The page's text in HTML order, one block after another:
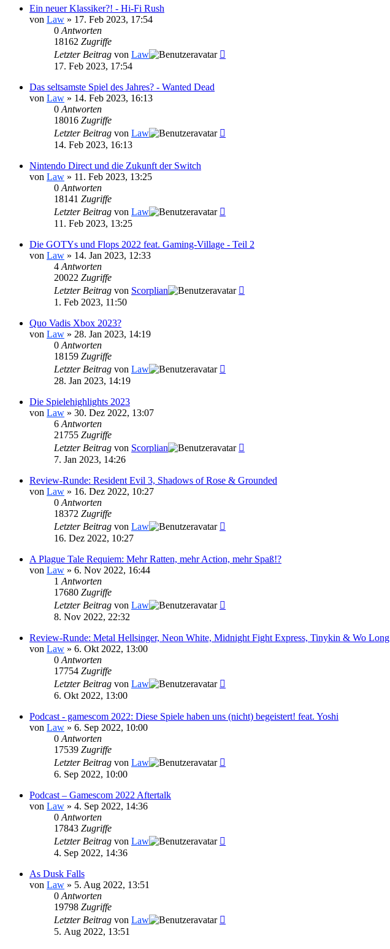
Ein neuer Klassiker?! - Hi-Fi Rush
von Law » 17. Feb 2023, 17:54
0 Antworten
18162 Zugriffe
Letzter Beitrag von Law
17. Feb 2023, 17:54
Das seltsamste Spiel des Jahres? - Wanted Dead
von Law » 14. Feb 2023, 16:13
0 Antworten
18016 Zugriffe
Letzter Beitrag von Law
14. Feb 2023, 16:13
Nintendo Direct und die Zukunft der Switch
von Law » 11. Feb 2023, 13:25
0 Antworten
18141 Zugriffe
Letzter Beitrag von Law
11. Feb 2023, 13:25
Die GOTYs und Flops 2022 feat. Gaming-Village - Teil 2
von Law » 14. Jan 2023, 12:33
4 Antworten
20022 Zugriffe
Letzter Beitrag von Scorplian
1. Feb 2023, 11:50
Quo Vadis Xbox 2023?
von Law » 28. Jan 2023, 14:19
0 Antworten
18159 Zugriffe
Letzter Beitrag von Law
28. Jan 2023, 14:19
Die Spielehighlights 2023
von Law » 30. Dez 2022, 13:07
6 Antworten
21755 Zugriffe
Letzter Beitrag von Scorplian
7. Jan 2023, 14:26
Review-Runde: Resident Evil 3, Shadows of Rose & Grounded
von Law » 16. Dez 2022, 10:27
0 Antworten
18372 Zugriffe
Letzter Beitrag von Law
16. Dez 2022, 10:27
A Plague Tale Requiem: Mehr Ratten, mehr Action, mehr Spaß!?
von Law » 6. Nov 2022, 16:44
1 Antworten
17680 Zugriffe
Letzter Beitrag von Law
8. Nov 2022, 22:32
Review-Runde: Metal Hellsinger, Neon White, Midnight Fight Express, Tinykin & Wo Long
von Law » 6. Okt 2022, 13:00
0 Antworten
17754 Zugriffe
Letzter Beitrag von Law
6. Okt 2022, 13:00
Podcast - gamescom 2022: Diese Spiele haben uns (nicht) begeistert! feat. Yoshi
von Law » 6. Sep 2022, 10:00
0 Antworten
17539 Zugriffe
Letzter Beitrag von Law
6. Sep 2022, 10:00
Podcast – Gamescom 2022 Aftertalk
von Law » 4. Sep 2022, 14:36
0 Antworten
17843 Zugriffe
Letzter Beitrag von Law
4. Sep 2022, 14:36
As Dusk Falls
von Law » 5. Aug 2022, 13:51
0 Antworten
19798 Zugriffe
Letzter Beitrag von Law
5. Aug 2022, 13:51